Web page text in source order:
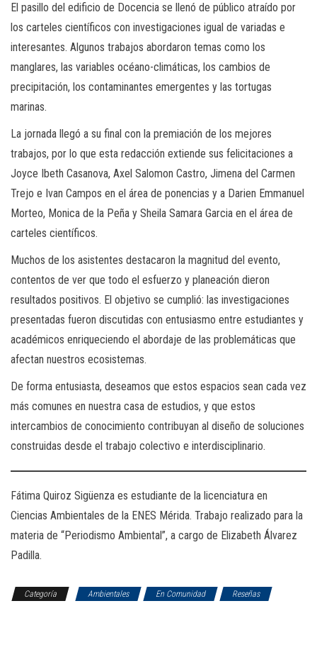
El pasillo del edificio de Docencia se llenó de público atraído por
los carteles científicos con investigaciones igual de variadas e
interesantes. Algunos trabajos abordaron temas como los
manglares, las variables océano-climáticas, los cambios de
precipitación, los contaminantes emergentes y las tortugas
marinas.
La jornada llegó a su final con la premiación de los mejores
trabajos, por lo que esta redacción extiende sus felicitaciones a
Joyce Ibeth Casanova, Axel Salomon Castro, Jimena del Carmen
Trejo e Ivan Campos en el área de ponencias y a Darien Emmanuel
Morteo, Monica de la Peña y Sheila Samara Garcia en el área de
carteles científicos.
Muchos de los asistentes destacaron la magnitud del evento,
contentos de ver que todo el esfuerzo y planeación dieron
resultados positivos. El objetivo se cumplió: las investigaciones
presentadas fueron discutidas con entusiasmo entre estudiantes y
académicos enriqueciendo el abordaje de las problemáticas que
afectan nuestros ecosistemas.
De forma entusiasta, deseamos que estos espacios sean cada vez
más comunes en nuestra casa de estudios, y que estos
intercambios de conocimiento contribuyan al diseño de soluciones
construidas desde el trabajo colectivo e interdisciplinario.
Fátima Quiroz Sigüenza es estudiante de la licenciatura en
Ciencias Ambientales de la ENES Mérida. Trabajo realizado para la
materia de “Periodismo Ambiental”, a cargo de Elizabeth Álvarez
Padilla.
Categoría Ambientales En Comunidad
Reseñas